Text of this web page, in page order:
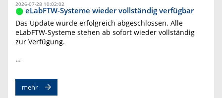
2026-07-28 10:02:02
eLabFTW-Systeme wieder vollständig verfügbar
Das Update wurde erfolgreich abgeschlossen. Alle
eLabFTW-Systeme stehen ab sofort wieder vollständig
zur Verfügung.
…
mehr